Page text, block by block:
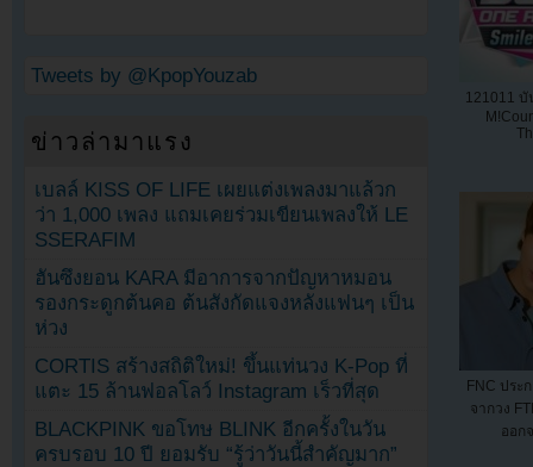
121011
FNC ประ
จากวง
ออก
Tweets by @KpopYouzab
ข่าวล่ามาแรง
เบลล์ KISS OF LIFE เผยแต่งเพลงมาแล้วก
ว่า 1,000 เพลง แถมเคยร่วมเขียนเพลงให้ LE
SSERAFIM
ฮันซึงยอน KARA มีอาการจากปัญหาหมอน
รองกระดูกต้นคอ ต้นสังกัดแจงหลังแฟนๆ เป็น
ห่วง
CORTIS สร้างสถิติใหม่! ขึ้นแท่นวง K-Pop ที่
แตะ 15 ล้านฟอลโลว์ Instagram เร็วที่สุด
BLACKPINK ขอโทษ BLINK อีกครั้งในวัน
ครบรอบ 10 ปี ยอมรับ “รู้ว่าวันนี้สำคัญมาก”